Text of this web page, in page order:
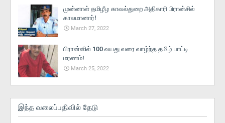
முன்னாள் தமிழீழ காவல்துறை அதிகாரி பிரான்சில்
காலமானார்!
March 27, 2022
பிரான்ஸில் 100 வயது வரை வாழ்ந்த தமிழ் பாட்டி
மரணம்!
March 25, 2022
இந்த வலைப்பதிவில் தேடு